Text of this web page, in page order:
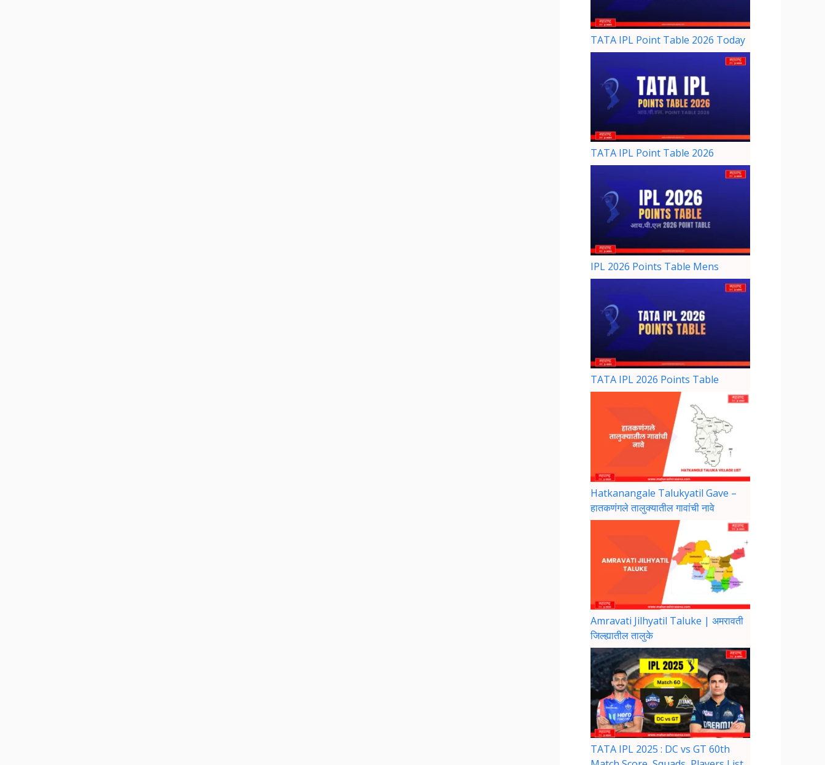
TATA IPL Point Table 2026 Today
TATA IPL Point Table 2026
IPL 2026 Points Table Mens
TATA IPL 2026 Points Table
Hatkanangale Talukyatil Gave –
हातकणंगले तालुक्यातील गावांची नावे
Amravati Jilhyatil Taluke | अमरावती
जिल्ह्यातील तालुके
TATA IPL 2025 : DC vs GT 60th